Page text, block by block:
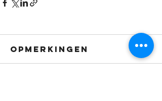
Opmerkingen